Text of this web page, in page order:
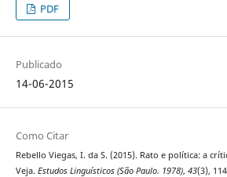
PDF
Publicado
14-06-2015
Como Citar
Rebello Viegas, I. da S. (2015). Rato e política: a
Veja. Estudos Linguísticos (São Paulo. 1978), 43(3),